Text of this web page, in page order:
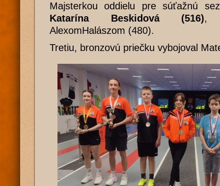
Majsterkou oddielu pre súťažnú
Katarína Beskidová (516),
AlexomHalászom (480).
Tretiu, bronzovú priečku vybojoval